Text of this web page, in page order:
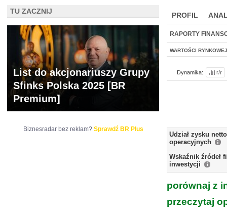
PROFIL
BR LAB
RAPORTY
WARTOŚCI RYNKOWEJ
Dynamika: r/r
Udział zysku
operacyjnych
Wskaźnik źródeł
inwestycji
porównaj z
przeczytaj
TU ZACZNIJ
List do akcjonariuszy Grupy
Sfinks Polska 2025 [BR
Premium]
Biznesradar bez reklam? Sprawdź BR Plus